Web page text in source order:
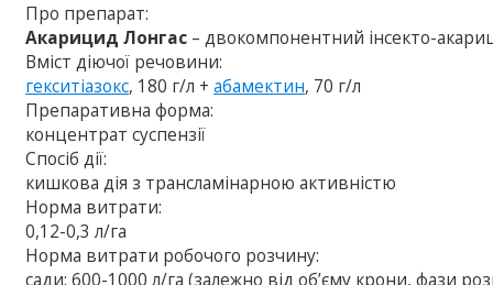
Про препарат:
Акарицид Лонгас – двокомпонентний інсекто-
Вміст діючої речовини:
гекситіазокс, 180 г/л +абамектин, 70 г/л
Препаративна форма:
концентрат cуспензії
Спосіб дії:
кишкова дія з трансламінарною активністю
Норма витрати:
0,12-0,3 л/га
Норма витрати робочого розчину:
сади: 600-1000 л/га (залежно від об’єму крони, фази